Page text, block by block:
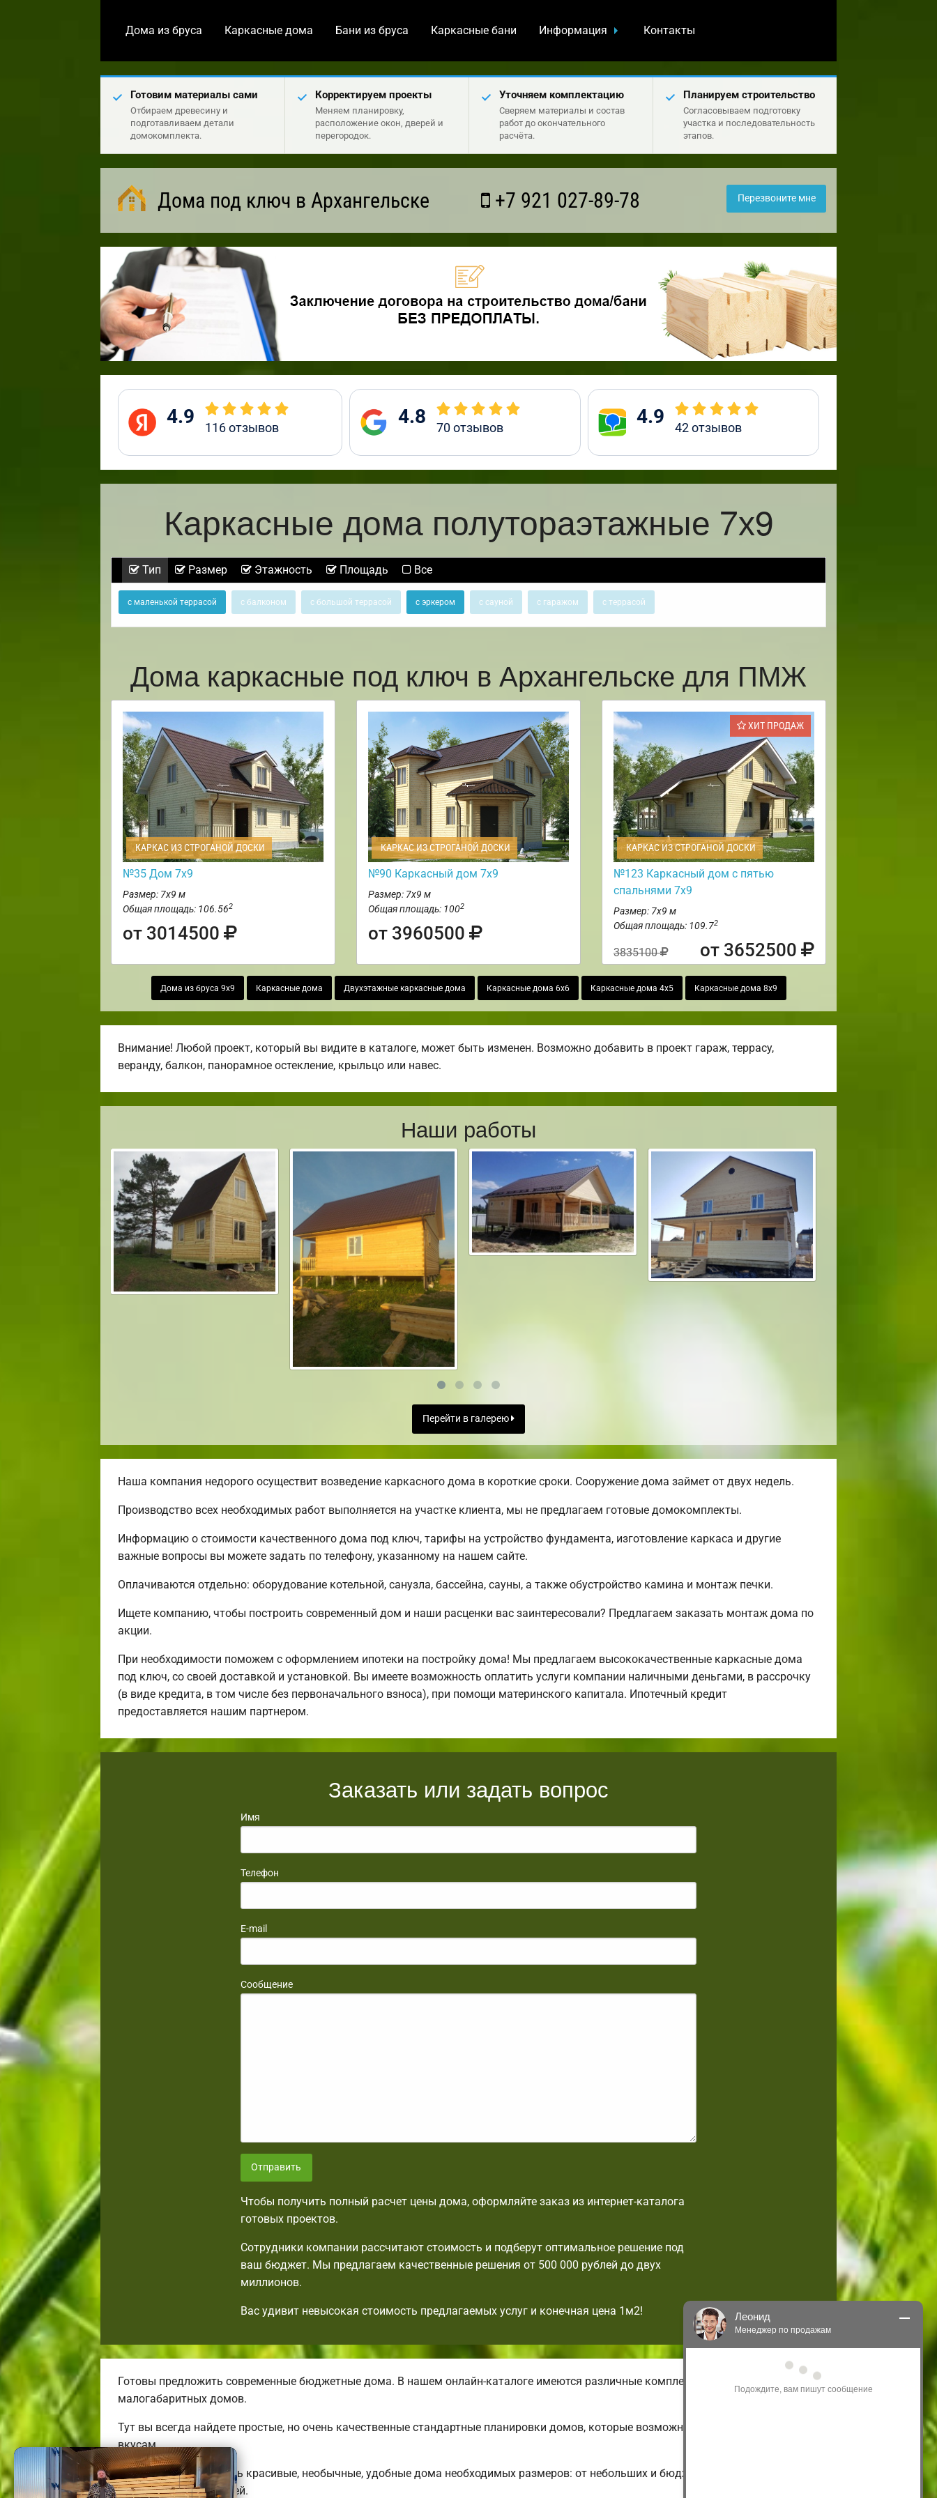
Дома из бруса Каркасные дома Бани из бруса Каркасные бани Информация Контакты
Готовим материалы сами
Отбираем древесину и
подготавливаем детали
домокомплекта.
Корректируем проекты
Меняем планировку,
расположение окон, дверей и
перегородок.
Уточняем комплектацию
Сверяем материалы и состав
работ до окончательного
расчёта.
Планируем строительство
Согласовываем подготовку
участка и последовательность
этапов.
Дома под ключ в Архангельске +7 921 027-89-78 Перезвоните мне
4.9 116отзывов 4.8 70отзывов 4.9 42отзывов
Каркасные дома полутораэтажные 7х9
Тип Размер Этажность Площадь Все
с маленькой террасой с балконом с большой террасой с эркером с сауной с гаражом с террасой
Дома каркасные под ключ в Архангельске для ПМЖ
КАРКАС ИЗ СТРОГАНОЙ ДОСКИ
№35 Дом 7х9
Размер: 7х9 м
Общая площадь: 106.562
от 3014500
КАРКАС ИЗ СТРОГАНОЙ ДОСКИ
№90 Каркасный дом 7х9
Размер: 7х9 м
Общая площадь: 1002
от 3960500
ХИТ ПРОДАЖ
КАРКАС ИЗ СТРОГАНОЙ ДОСКИ
№123 Каркасный дом с пятью
спальнями 7х9
Размер: 7х9 м
Общая площадь: 109.72
3835100 от 3652500
Дома из бруса 9х9 Каркасные дома Двухэтажные каркасные дома Каркасные дома 6х6 Каркасные дома 4х5 Каркасные дома 8х9
Внимание! Любой проект, который вы видите в каталоге, может быть изменен. Возможно добавить в проект гараж, террасу,
веранду, балкон, панорамное остекление, крыльцо или навес.
Наши работы
Перейти в галерею
Наша компания недорого осуществит возведение каркасного дома в короткие сроки. Сооружение дома займет от двух недель.
Производство всех необходимых работ выполняется на участке клиента, мы не предлагаем готовые домокомплекты.
Информацию о стоимости качественного дома под ключ, тарифы на устройство фундамента, изготовление каркаса и другие
важные вопросы вы можете задать по телефону, указанному на нашем сайте.
Оплачиваются отдельно: оборудование котельной, санузла, бассейна, сауны, а также обустройство камина и монтаж печки.
Ищете компанию, чтобы построить современный дом и наши расценки вас заинтересовали? Предлагаем заказать монтаж дома по
акции.
При необходимости поможем с оформлением ипотеки на постройку дома! Мы предлагаем высококачественные каркасные дома
под ключ, со своей доставкой и установкой. Вы имеете возможность оплатить услуги компании наличными деньгами, в рассрочку
(в виде кредита, в том числе без первоначального взноса), при помощи материнского капитала. Ипотечный кредит
предоставляется нашим партнером.
Заказать или задать вопрос
Имя
Телефон
E-mail
Сообщение
Отправить
Чтобы получить полный расчет цены дома, оформляйте заказ из интернет-каталога
готовых проектов.
Сотрудники компании рассчитают стоимость и подберут оптимальное решение под
ваш бюджет. Мы предлагаем качественные решения от 500 000 рублей до двух
миллионов.
Вас удивит невысокая стоимость предлагаемых услуг и конечная цена 1м2!
Готовы предложить современные бюджетные дома. В нашем онлайн-каталоге имеются различные комплектации бюджетных
малогабаритных домов.
Тут вы всегда найдете простые, но очень качественные стандартные планировки домов, которые возможно изменить по своим
вкусам.
Мы готовы предложить красивые, необычные, удобные дома необходимых размеров: от небольших и бюджетных до больших двух-
трехэтажных коттеджей.
Леонид
Менеджер по продажам
Здравствуйте! Я могу
проконсультировать Вас по нашим
акциям и проектам.